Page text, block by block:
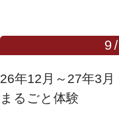
チャペル
26年12月～27年3
まるごと体験